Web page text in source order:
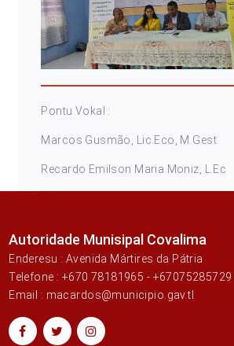
Pontu Vokal :
Marcos Gusmão, Lic.Eco, M.Gest
Recardo Emilson Maria Moniz, L.Ec
Autoridade Munisipal Covalima
Enderesu : Avenida Mártires da Pátria
Telefone : +670 78181965 - +67075285729
Email : macardos@municipio.gav.tl